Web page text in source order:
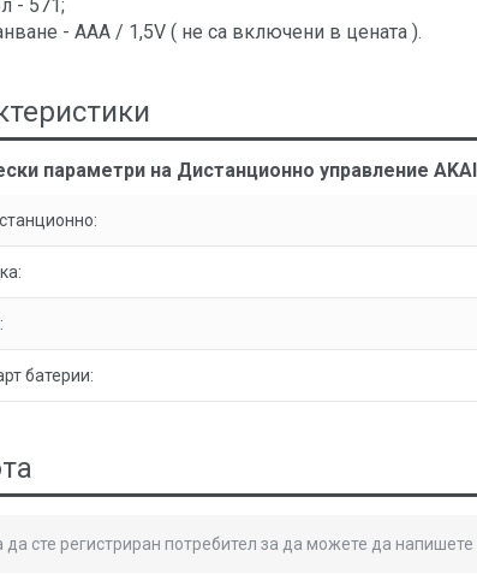
- 571;
- ААA / 1,5V ( не са включени в цената ).
параметри на Дистанционно управление
батерии:
да сте регистриран потребител за да можете да